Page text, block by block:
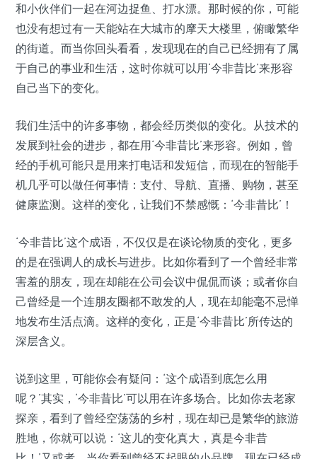
和小伙伴们一起在河边捉鱼、打水漂。那时候的你，可能
也没有想过有一天能站在大城市的摩天大楼里，俯瞰繁华
的街道。而当你回头看看，发现现在的自己已经拥有了属
于自己的事业和生活，这时你就可以用‘今非昔比’来形容
自己当下的变化。
我们生活中的许多事物，都会经历类似的变化。从技术的
发展到社会的进步，都在用‘今非昔比’来形容。例如，曾
经的手机可能只是用来打电话和发短信，而现在的智能手
机几乎可以做任何事情：支付、导航、直播、购物，甚至
健康监测。这样的变化，让我们不禁感慨：‘今非昔比’！
‘今非昔比’这个成语，不仅仅是在谈论物质的变化，更多
的是在强调人的成长与进步。比如你看到了一个曾经非常
害羞的朋友，现在却能在公司会议中侃侃而谈；或者你自
己曾经是一个连朋友圈都不敢发的人，现在却能毫不忌惮
地发布生活点滴。这样的变化，正是‘今非昔比’所传达的
深层含义。
说到这里，可能你会有疑问：‘这个成语到底怎么用
呢？’其实，‘今非昔比’可以用在许多场合。比如你去老家
探亲，看到了曾经空荡荡的乡村，现在却已是繁华的旅游
胜地，你就可以说：‘这儿的变化真大，真是今非昔